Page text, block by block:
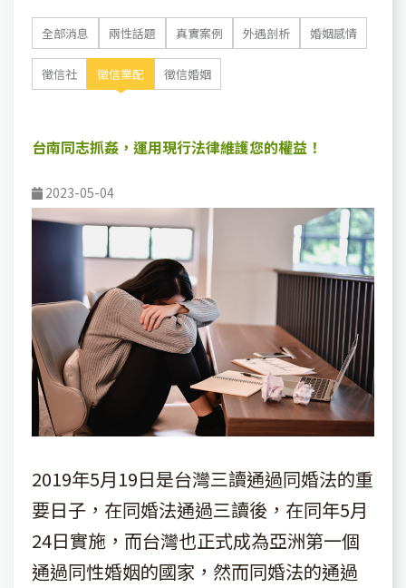
全部消息 兩性話題 真實案例 外遇剖析 婚姻感情
徵信社 徵信業配 徵信婚姻
台南同志抓姦，運用現行法律維護您的權益！
2023-05-04
2019年5月19日是台灣三讀通過同婚法的重
要日子，在同婚法通過三讀後，在同年5月
24日實施，而台灣也正式成為亞洲第一個
通過同性婚姻的國家，然而同婚法的通過